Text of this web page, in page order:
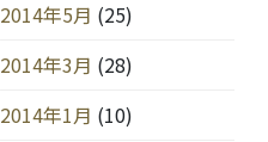
2014年5月 (25)
2014年3月 (28)
2014年1月 (10)